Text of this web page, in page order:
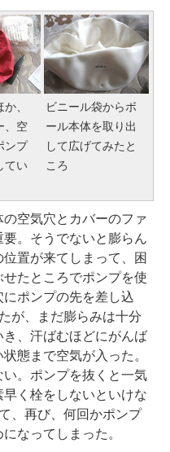
、
、空
ンプ
てい
ビニール袋からボ
ール本体を取り出
して広げてみたと
ころ
空気穴とカバーのファ
。そうでないと膨らん
置が来てしまって、困
たところでポンプを使
ポンプの先を差し込
が、まだ膨らみは十分
、汗ばむほどにがんば
態まで空気が入った。
。ポンプを抜くと一気
く栓をしないといけな
、再び、何回かポンプ
なってしまった。